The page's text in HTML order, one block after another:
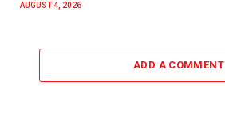
AUGUST 4, 2026
ADD A COMMENT